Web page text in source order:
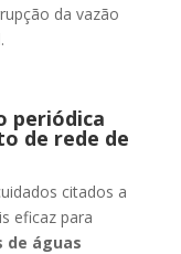
da vazão
periódica
de rede de
citados a
eficaz para
de águas